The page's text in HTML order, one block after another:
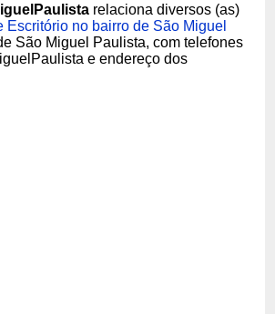
relaciona diversos (as)
Escritório no bairro de São Miguel
São Miguel Paulista, com telefones
e endereço dos